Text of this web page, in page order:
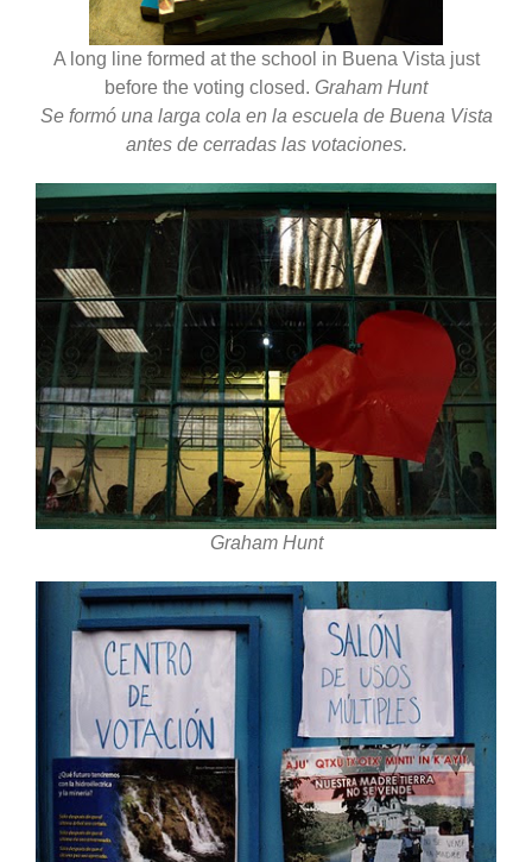
A long line formed at the school in Buena Vista just
before the voting closed. Graham Hunt
Se formó una larga cola en la escuela de Buena Vista
antes de cerradas las votaciones.
Graham Hunt